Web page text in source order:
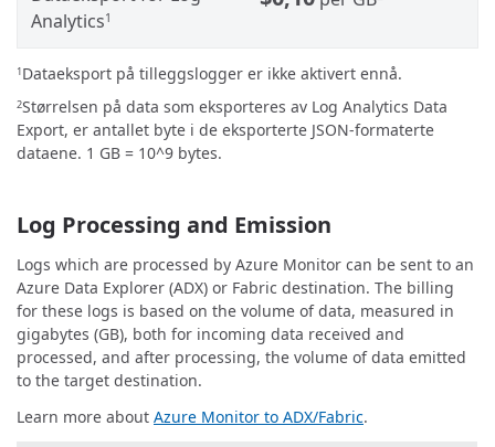
Analytics1
1Dataeksport på tilleggslogger er ikke aktivert ennå.
2Størrelsen på data som eksporteres av Log Analytics Data
Export, er antallet byte i de eksporterte JSON-formaterte
dataene. 1 GB = 10^9 bytes.
Log Processing and Emission
Logs which are processed by Azure Monitor can be sent to an
Azure Data Explorer (ADX) or Fabric destination. The billing
for these logs is based on the volume of data, measured in
gigabytes (GB), both for incoming data received and
processed, and after processing, the volume of data emitted
to the target destination.
Learn more about Azure Monitor to ADX/Fabric.